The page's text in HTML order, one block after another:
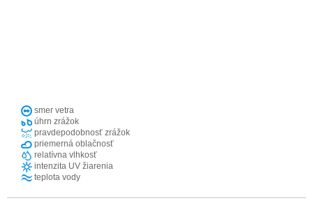
smer vetra
úhrn zrážok
pravdepodobnosť zrážok
priemerná oblačnosť
relatívna vlhkosť
intenzita UV žiarenia
teplota vody